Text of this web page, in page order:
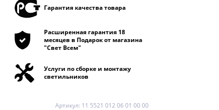
Гарантия качества товара
Расширенная гарантия 18
месяцев в Подарок от магазина
"Свет Всем"
Услуги по сборке и монтажу
светильников
Артикул: 11 5521 012 06 01 00 00